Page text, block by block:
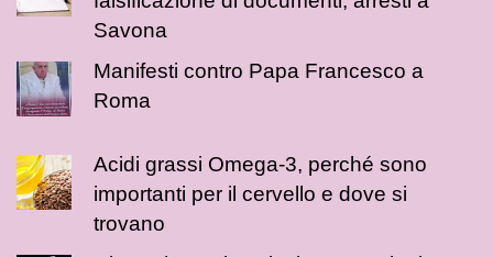
Savona
Manifesti contro Papa Francesco a
Roma
Acidi grassi Omega-3, perché sono
importanti per il cervello e dove si
trovano